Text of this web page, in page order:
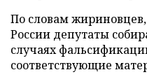
По словам
России депутаты
случаях
соответствующие